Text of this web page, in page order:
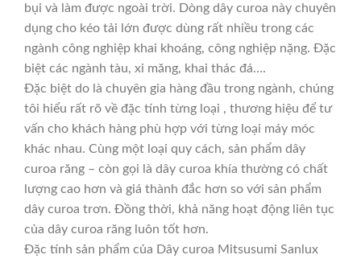
bụi và làm được ngoài trời. Dòng dây curoa này chuyên
dụng cho kéo tải lớn được dùng rất nhiều trong các
ngành công nghiệp khai khoáng, công nghiệp nặng. Đặc
biệt các ngành tàu, xi măng, khai thác đá….
Đặc biệt do là chuyên gia hàng đầu trong ngành, chúng
tôi hiểu rất rõ về đặc tính từng loại , thương hiệu để tư
vấn cho khách hàng phù hợp với từng loại máy móc
khác nhau. Cùng một loại quy cách, sản phẩm dây
curoa răng – còn gọi là dây curoa khía thường có chất
lượng cao hơn và giá thành đắc hơn so với sản phẩm
dây curoa trơn. Đồng thời, khả năng hoạt động liên tục
của dây curoa răng luôn tốt hơn.
Đặc tính sản phẩm của Dây curoa Mitsusumi Sanlux